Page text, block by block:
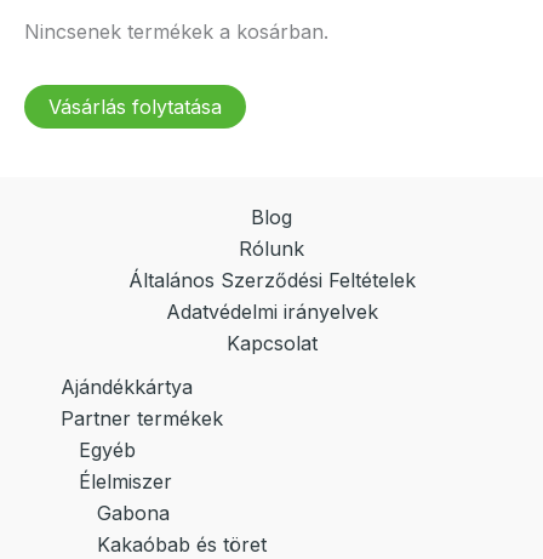
Nincsenek termékek a kosárban.
Vásárlás folytatása
Blog
Rólunk
Általános Szerződési Feltételek
Adatvédelmi irányelvek
Kapcsolat
Ajándékkártya
Partner termékek
Egyéb
Élelmiszer
Gabona
Kakaóbab és töret